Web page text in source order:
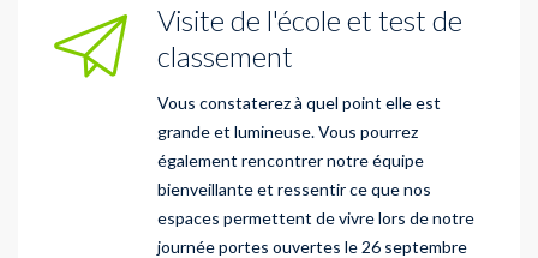
Visite de l'école et test de
classement
Vous constaterez à quel point elle est
grande et lumineuse. Vous pourrez
également rencontrer notre équipe
bienveillante et ressentir ce que nos
espaces permettent de vivre lors de notre
journée portes ouvertes le 26 septembre